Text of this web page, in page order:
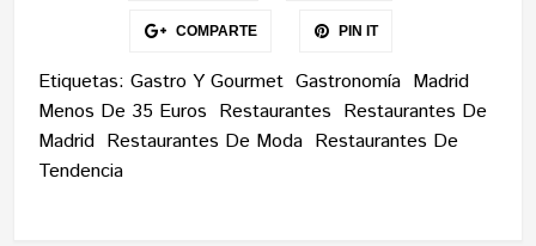
COMPARTE PIN IT
Etiquetas:Gastro Y Gourmet Gastronomía Madrid
Menos De 35 Euros Restaurantes Restaurantes De
Madrid Restaurantes De Moda Restaurantes De
Tendencia